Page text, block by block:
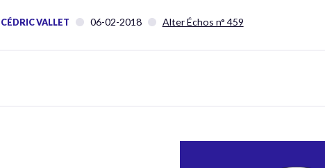
CÉDRIC VALLET 06-02-2018 Alter Échos n° 459